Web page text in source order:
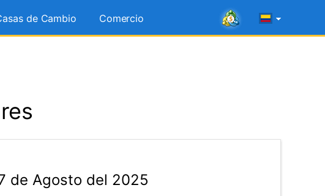
de Cambio Comercio
de Agosto del 2025